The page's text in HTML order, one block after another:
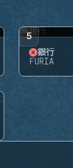
5
銀行
FURIA